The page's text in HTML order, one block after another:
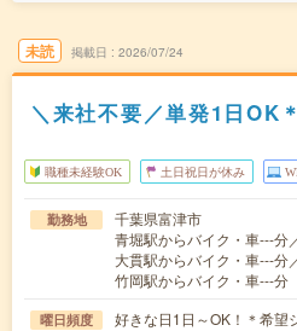
未読 掲載日 2026/07/24
＼来社不要／単発1日OK
職種未経験OK 土日祝日が休み
勤務地
千葉県富津市
青堀駅からバイク・車---分
大貫駅からバイク・車---分
竹岡駅からバイク・車---分
曜日頻度 好きな日1日～OK！＊希望